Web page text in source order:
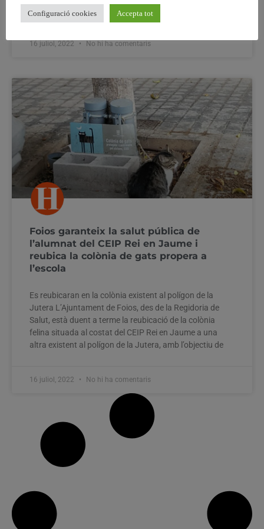
sergent
16 juliol, 2022 No hi ha comentaris
Foios garanteix la salut pública de
l’alumnat del CEIP Rei en Jaume i
reubica la colònia de gats propera a
l’escola
Es reubicaran en la colònia existent al polígon de la
Jutera L’Ajuntament de Foios, des de la Regidoria de
Salut, està duent a terme la reubicació de la colònia
felina situada al costat del CEIP Rei en Jaume a una
altra existent al polígon de la Jutera, amb l’objectiu de
16 juliol, 2022 No hi ha comentaris
Configuració cookies Accepta tot